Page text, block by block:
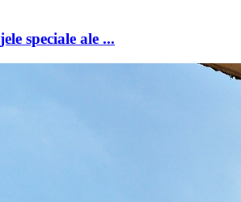
speciale ale ...